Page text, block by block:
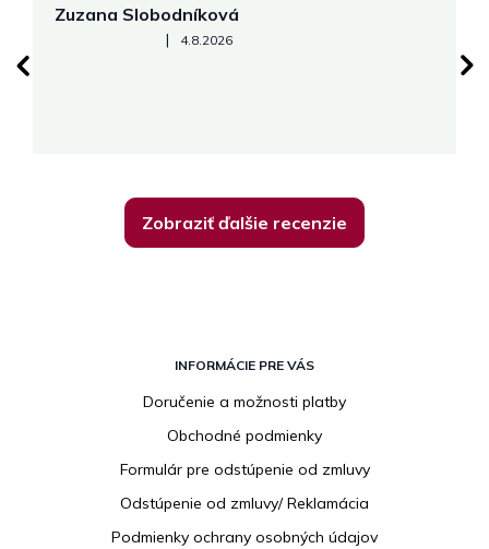
Zuzana Slobodníková
Hodnotenie obchodu je 5 z 5 hviezdičiek.
| 4.8.2026
Zobraziť ďalšie recenzie
INFORMÁCIE PRE VÁS
Doručenie a možnosti platby
Obchodné podmienky
Formulár pre odstúpenie od zmluvy
Odstúpenie od zmluvy/ Reklamácia
Podmienky ochrany osobných údajov